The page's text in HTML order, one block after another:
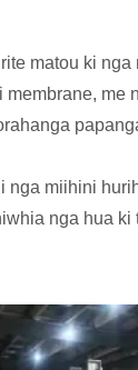
matou ki
miihini
nga hua